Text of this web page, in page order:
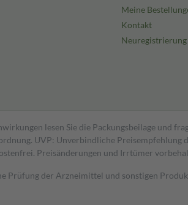
Meine
Kontakt
Neuregistrierung
lesen Sie die Packungsbeilage und
UVP: Unverbindliche Preisempfehlung
Preisänderungen und Irrtümer
Prüfung der Arzneimittel und sonstigen